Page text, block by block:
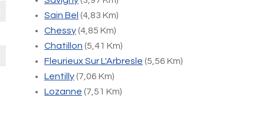
Sain Bel (4,83 Km)
Chessy(4,85 Km)
Chatillon (5,41 Km)
Fleurieux Sur L'Arbresle (5,56 Km)
Lentilly(7,06 Km)
Lozanne (7,51 Km)